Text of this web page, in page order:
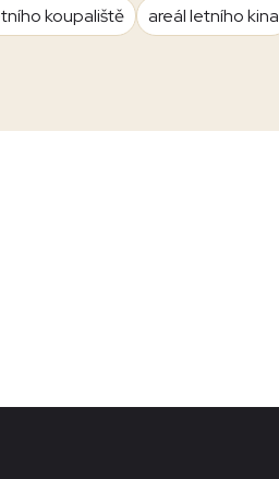
koupaliště areál letního kina